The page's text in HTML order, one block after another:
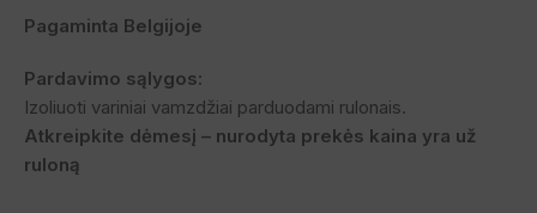
Pagaminta Belgijoje
Pardavimo sąlygos:
Izoliuoti variniai vamzdžiai parduodami rulonais.
Atkreipkite dėmesį – nurodyta prekės kaina yra už
ruloną